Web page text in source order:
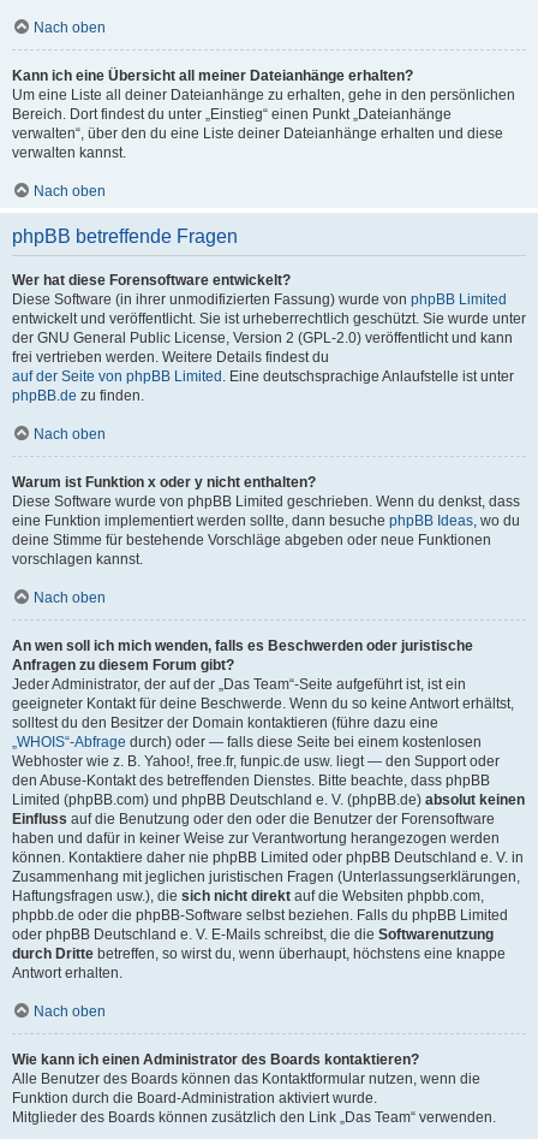
Nach oben
Kann ich eine Übersicht all meiner Dateianhänge erhalten?
Um eine Liste all deiner Dateianhänge zu erhalten, gehe in den persönlichen
Bereich. Dort findest du unter „Einstieg“ einen Punkt „Dateianhänge
verwalten“, über den du eine Liste deiner Dateianhänge erhalten und diese
verwalten kannst.
Nach oben
phpBB betreffende Fragen
Wer hat diese Forensoftware entwickelt?
Diese Software (in ihrer unmodifizierten Fassung) wurde von phpBB Limited
entwickelt und veröffentlicht. Sie ist urheberrechtlich geschützt. Sie wurde unter
der GNU General Public License, Version 2 (GPL-2.0) veröffentlicht und kann
frei vertrieben werden. Weitere Details findest du
auf der Seite von phpBB Limited . Eine deutschsprachige Anlaufstelle ist unter
phpBB.de zu finden.
Nach oben
Warum ist Funktion x oder y nicht enthalten?
Diese Software wurde von phpBB Limited geschrieben. Wenn du denkst, dass
eine Funktion implementiert werden sollte, dann besuche phpBB Ideas, wo du
deine Stimme für bestehende Vorschläge abgeben oder neue Funktionen
vorschlagen kannst.
Nach oben
An wen soll ich mich wenden, falls es Beschwerden oder juristische
Anfragen zu diesem Forum gibt?
Jeder Administrator, der auf der „Das Team“-Seite aufgeführt ist, ist ein
geeigneter Kontakt für deine Beschwerde. Wenn du so keine Antwort erhältst,
solltest du den Besitzer der Domain kontaktieren (führe dazu eine
„WHOIS“-Abfrage durch) oder — falls diese Seite bei einem kostenlosen
Webhoster wie z. B. Yahoo!, free.fr, funpic.de usw. liegt — den Support oder
den Abuse-Kontakt des betreffenden Dienstes. Bitte beachte, dass phpBB
Limited (phpBB.com) und phpBB Deutschland e. V. (phpBB.de) absolut keinen
Einfluss auf die Benutzung oder den oder die Benutzer der Forensoftware
haben und dafür in keiner Weise zur Verantwortung herangezogen werden
können. Kontaktiere daher nie phpBB Limited oder phpBB Deutschland e. V. in
Zusammenhang mit jeglichen juristischen Fragen (Unterlassungserklärungen,
Haftungsfragen usw.), die sich nicht direkt auf die Websiten phpbb.com,
phpbb.de oder die phpBB-Software selbst beziehen. Falls du phpBB Limited
oder phpBB Deutschland e. V. E-Mails schreibst, die die Softwarenutzung
durch Dritte betreffen, so wirst du, wenn überhaupt, höchstens eine knappe
Antwort erhalten.
Nach oben
Wie kann ich einen Administrator des Boards kontaktieren?
Alle Benutzer des Boards können das Kontaktformular nutzen, wenn die
Funktion durch die Board-Administration aktiviert wurde.
Mitglieder des Boards können zusätzlich den Link „Das Team“ verwenden.